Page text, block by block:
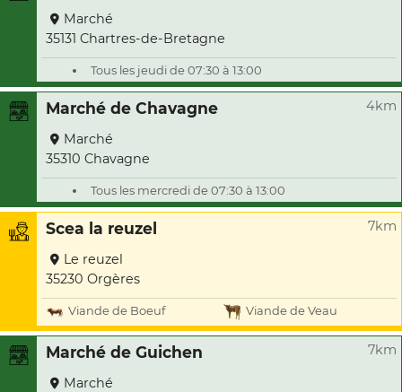
Marché
35131 Chartres-de-Bretagne
Tous les jeudi de 07:30 à 13:00
Marché de Chavagne 4km
Marché
35310 Chavagne
Tous les mercredi de 07:30 à 13:00
Scea la reuzel 7km
Le reuzel
35230 Orgères
Viande de Boeuf Viande de Veau
Marché de Guichen 7km
Marché